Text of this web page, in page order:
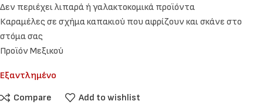
Δεν περιέχει λιπαρά ή γαλακτοκομικά προϊόντα
Καραμέλες σε σχήμα καπακιού που αφρίζουν και σκάνε στο
στόμα σας
Προϊόν Μεξικού
Εξαντλημένο
Compare
Add to wishlist